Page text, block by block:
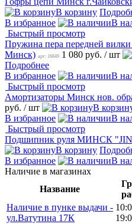
В корзину
В избранное
В
Быстрый просмотр
Пружина пера передней
Минск) арт: 16849 1 080 руб. / шт
Подробнее
В избранное
В
Быстрый просмотр
Амортизаторы Минск нов.
руб. / шт В
В избранное
В
Быстрый просмотр
Подшипник руля МИНСК
В корзину
В избранное
В
Наличие в магазинах
Название
Наличие в пунке выдачи -
ул.Ватутина 17К